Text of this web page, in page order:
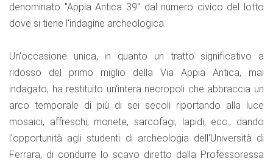
denominato "Appia Antica 39" dal numero civico del lotto
dove si tiene l'indagine archeologica.
Un'occasione unica, in quanto un tratto significativo a
ridosso del primo miglio della Via Appia Antica, mai
indagato, ha restituito un'intera necropoli che abbraccia un
arco temporale di più di sei secoli riportando alla luce
mosaici, affreschi, monete, sarcofagi, lapidi, ecc., dando
l'opportunità agli studenti di archeologia dell'Università di
Ferrara, di condurre lo scavo diretto dalla Professoressa